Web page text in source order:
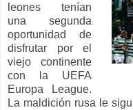
leones tenían
una segunda
oportunidad de
disfrutar por el
viejo continente
con la UEFA
Europa League.
La maldición rusa le